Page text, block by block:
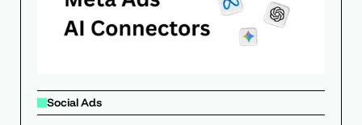
Social Ads